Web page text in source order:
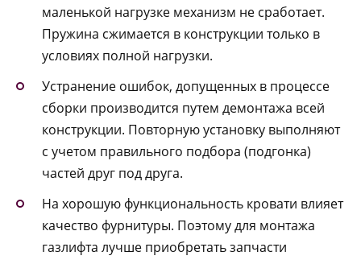
маленькой нагрузке механизм не сработает.
Пружина сжимается в конструкции только в
условиях полной нагрузки.
Устранение ошибок, допущенных в процессе
сборки производится путем демонтажа всей
конструкции. Повторную установку выполняют
с учетом правильного подбора (подгонка)
частей друг под друга.
На хорошую функциональность кровати влияет
качество фурнитуры. Поэтому для монтажа
газлифта лучше приобретать запчасти